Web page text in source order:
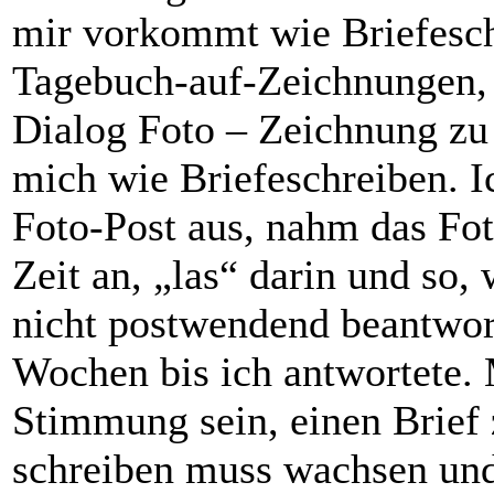
mir vorkommt wie
Tagebuch-auf-
Dialog Foto – Zeichnung
mich wie Briefeschreiben.
Foto-Post aus, nahm das
Zeit an, „las“ darin und
nicht postwendend
Wochen bis ich
Stimmung sein, einen
schreiben muss wachsen